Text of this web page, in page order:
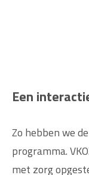
Een
Zo hebben we
programma.
met zorg